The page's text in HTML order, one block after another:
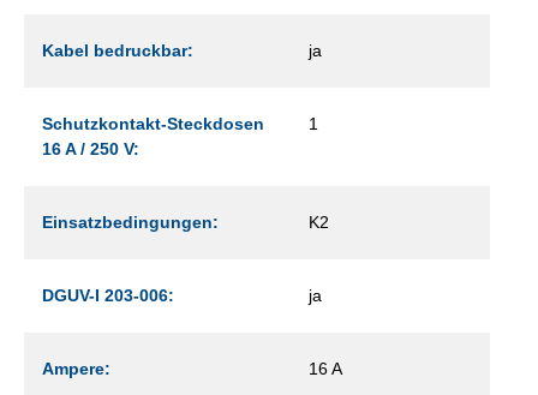
Kabel bedruckbar: ja
Schutzkontakt-Steckdosen
16 A / 250 V:
1
Einsatzbedingungen: K2
DGUV-I 203-006: ja
Ampere: 16 A